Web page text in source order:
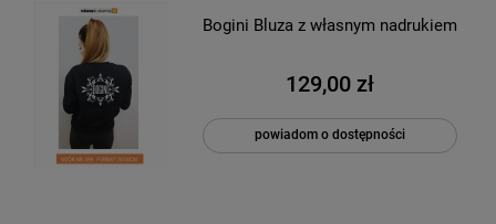
Bogini Bluza z własnym nadrukiem
129,00 zł
powiadom o dostępności